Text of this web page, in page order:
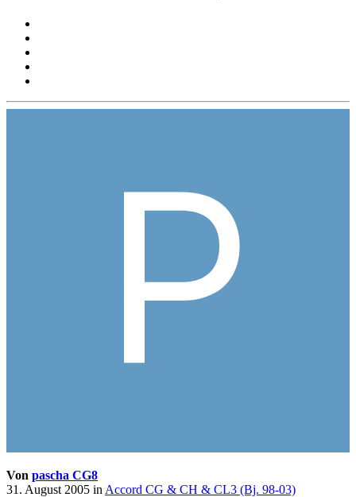
Von pascha CG8
31. August 2005 in Accord CG & CH & CL3 (Bj. 98-03)